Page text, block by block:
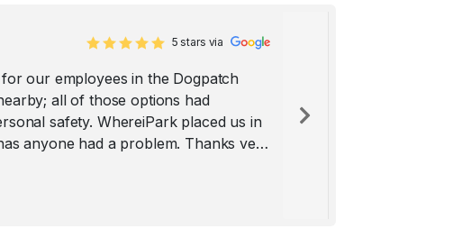
5 stars via
our employees in the Dogpatch
all of those options had
safety. WhereiPark placed us in
anyone had a problem. Thanks very
Next